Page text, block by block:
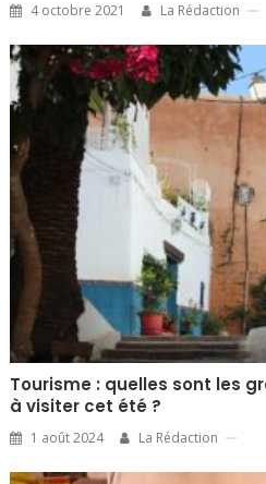
4 octobre 2021 La Rédaction
Tourisme : quelles sont les
à visiter cet été ?
1 août 2024 La Rédaction